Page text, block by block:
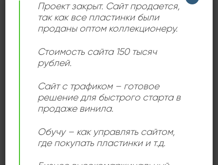
Проект закрыт. Сайт продается,
так как все пластинки были
проданы оптом коллекционеру.
Стоимость сайта 150 тысяч
рублей.
Сайт с трафиком – готовое
решение для быстрого старта в
продаже винила.
Обучу – как управлять сайтом,
где покупать пластинки и т.д.